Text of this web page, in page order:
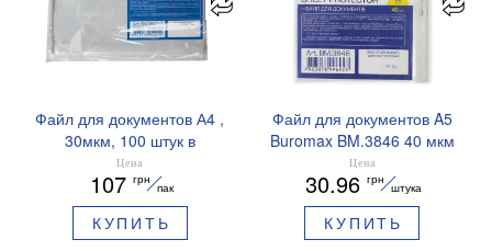
Файл для документов А4 ,
30мкм, 100 штук в
упаковке BUROMAX
BM.3800-y
Цена
107 грн
пак
КУПИТЬ
Файл для документов A5
Buromax BM.3846 40 мкм
20 шт.
Цена
30.96 грн
штука
КУПИТЬ